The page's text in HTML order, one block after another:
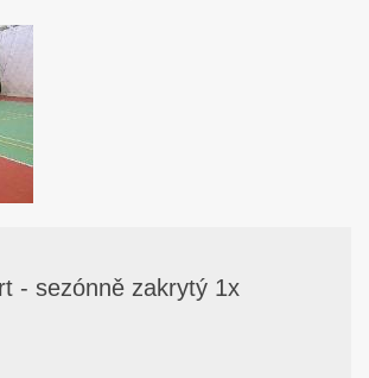
- sezónně zakrytý 1x